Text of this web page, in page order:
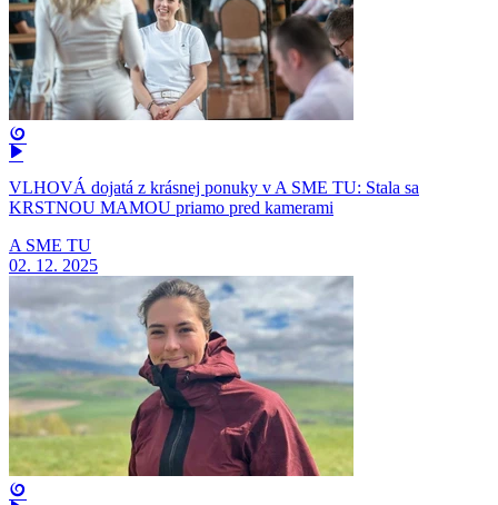
VLHOVÁ dojatá z krásnej ponuky v A SME TU: Stala sa
KRSTNOU MAMOU priamo pred kamerami
A SME TU
02. 12. 2025